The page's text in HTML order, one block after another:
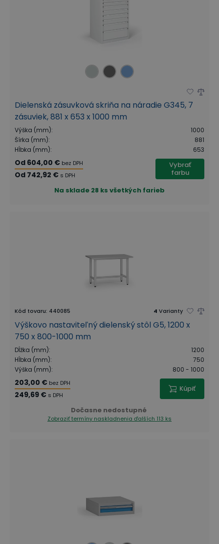
Dielenská zásuvková skriňa na náradie G345, 7
zásuviek, 881 x 653 x 1000 mm
Výška (mm):
1000
Šírka (mm):
881
Hĺbka (mm): 653
Od 604,00 € bez DPH
Od 742,92 € s DPH
Vybrať
farbu
Na sklade 28 ks všetkých farieb
Kód tovaru: 440085 4 Varianty
Výškovo nastaviteľný dielenský stôl G5, 1200 x
750 x 800-1000 mm
Dĺžka (mm):
1200
Hĺbka (mm):
750
Výška (mm): 800 - 1000
203,00 € bez DPH
249,69 € s DPH
Kúpiť
Dočasne nedostupné
Zobraziť termíny naskladnenia ďalších 113 ks